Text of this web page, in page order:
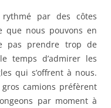
par des côtes
que nous pouvons en
pas prendre trop de
temps d’admirer les
qui s’offrent à nous.
camions préfèrent
par moment à